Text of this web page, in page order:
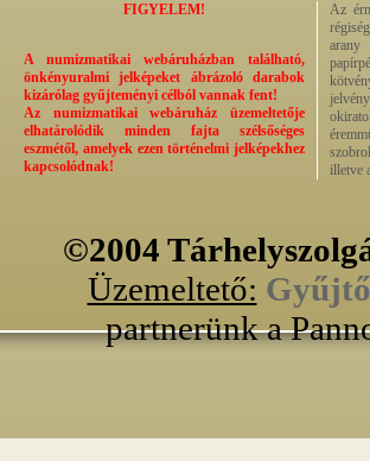
FIGYELEM!
A numizmatikai webáruházban található,
önkényuralmi jelképeket ábrázoló darabok
kizárólag gyűjteményi célból vannak fent!
Az numizmatikai webáruház üzemeltetője
elhatárolódik minden fajta szélsőséges
eszmétől, amelyek ezen történelmi jelképekhez
kapcsolódnak!
Az
arany
illetve
©2004
Üzemeltető:
partnerünk a